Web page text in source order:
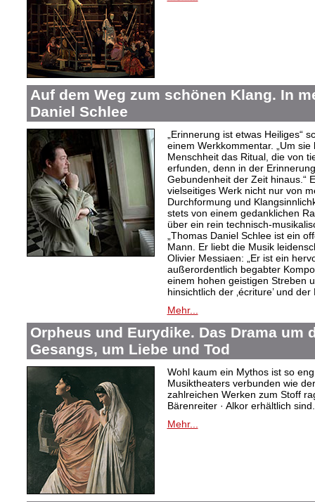
Auf dem Weg zum schönen Klang. In
Daniel Schlee
„Erinnerung ist etwas Heiliges“
einem Werkkommentar. „Um
Menschheit das Ritual, die von
erfunden, denn in der
Gebundenheit der Zeit hinaus.“
vielseitiges Werk nicht nur von
Durchformung und
stets von einem gedanklichen
über ein rein technisch-
„Thomas Daniel Schlee ist ein
Mann. Er liebt die Musik
Olivier Messiaen: „Er ist ein
außerordentlich begabter
einem hohen geistigen Streben
hinsichtlich der ‚écriture’ und der
Mehr...
Orpheus und Eurydike. Das Drama um
Gesangs, um Liebe und Tod
Wohl kaum ein Mythos ist so
Musiktheaters verbunden wie
zahlreichen Werken zum Stoff
Bärenreiter · Alkor erhältlich sind.
Mehr...